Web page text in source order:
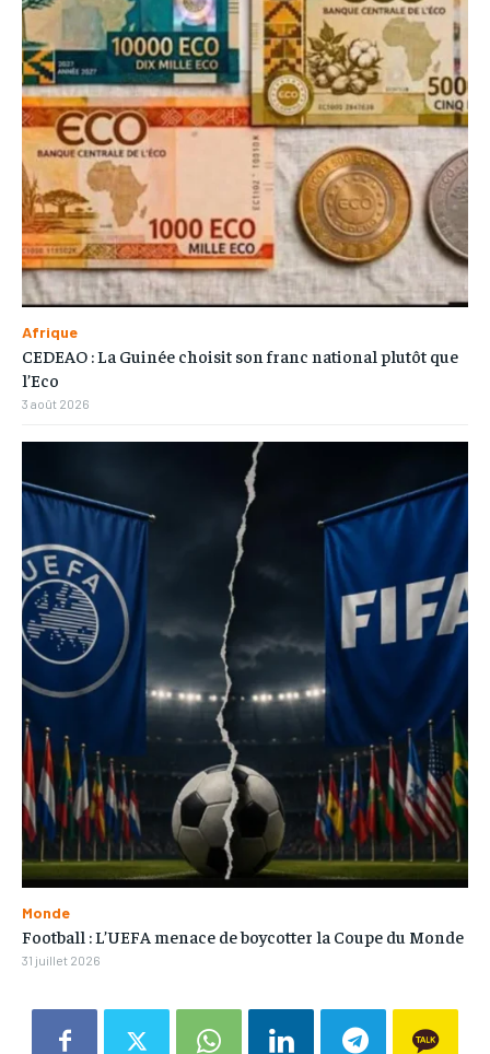
Afrique
CEDEAO : La Guinée choisit son franc national plutôt que
l’Eco
3 août 2026
Monde
Football : L’UEFA menace de boycotter la Coupe du Monde
31 juillet 2026